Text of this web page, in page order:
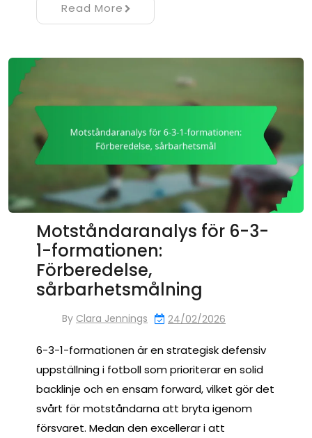
Read More
Motståndaranalys för 6-3-
1-formationen:
Förberedelse,
sårbarhetsmålning
By Clara Jennings 24/02/2026
6-3-1-formationen är en strategisk defensiv
uppställning i fotboll som prioriterar en solid
backlinje och en ensam forward, vilket gör det
svårt för motståndarna att bryta igenom
försvaret. Medan den excellerar i att